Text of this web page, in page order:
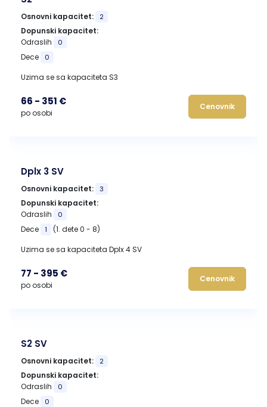
Osnovni kapacitet: 2
Dopunski kapacitet:
Odraslih
0
Dece 0
Uzima se sa kapaciteta S3
66 - 351 €
po osobi
Cenovnik
Dplx 3 SV
Osnovni kapacitet: 3
Dopunski kapacitet:
Odraslih
0
Dece 1
(1. dete 0 - 8)
Uzima se sa kapaciteta Dplx 4 SV
77 - 395 €
po osobi
Cenovnik
S2 SV
Osnovni kapacitet: 2
Dopunski kapacitet:
Odraslih
0
Dece 0